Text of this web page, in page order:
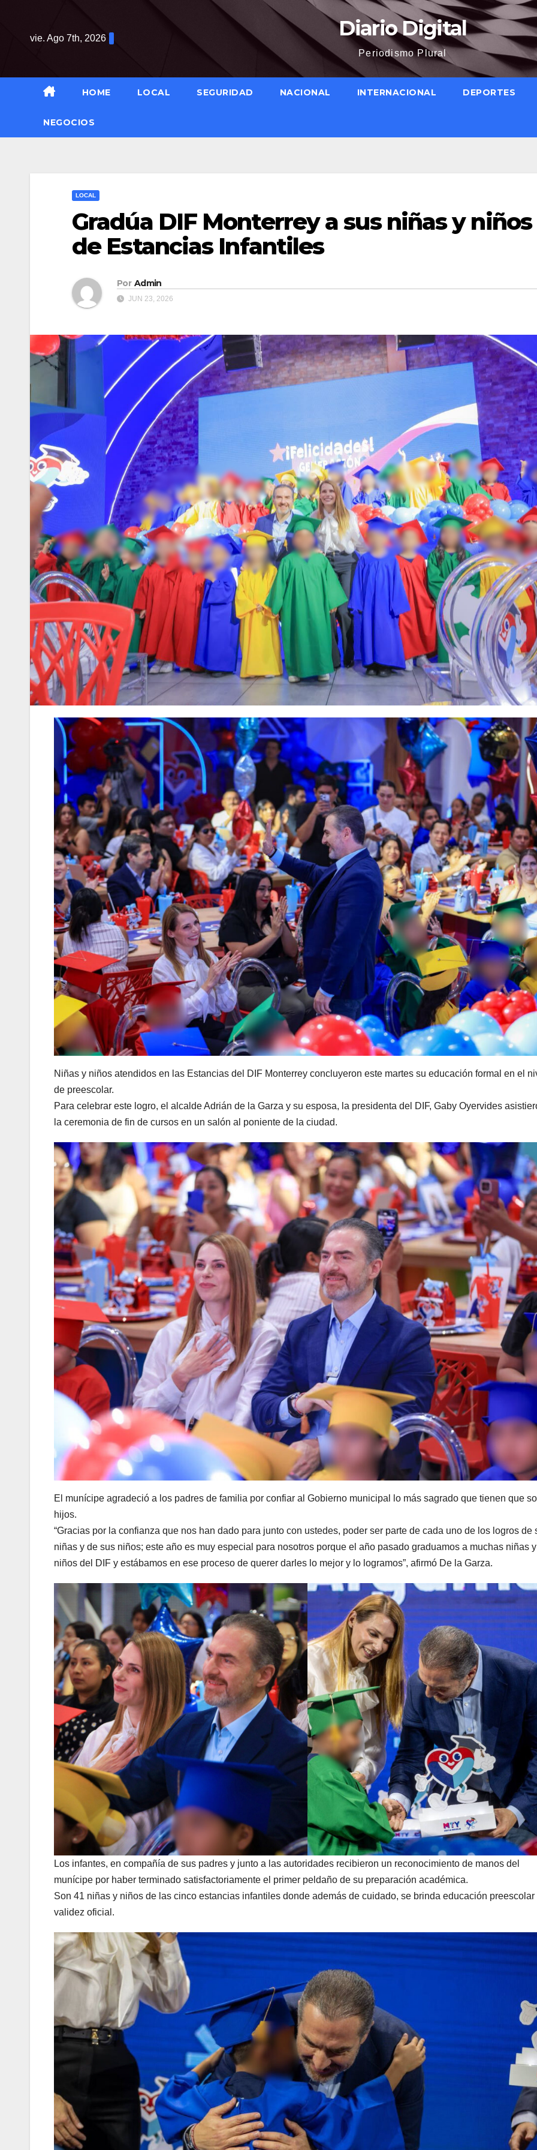
contenido
vie. Ago 7th, 2026 Diario Digital
Periodismo Plural
HOME LOCAL SEGURIDAD NACIONAL INTERNACIONAL DEPORTES
NEGOCIOS
LOCAL
Gradúa DIF Monterrey a sus niñas y niños
de Estancias Infantiles
Por Admin
JUN 23, 2026
Niñas y niños atendidos en las Estancias del DIF Monterrey concluyeron este martes su educación formal en el
de preescolar.
Para celebrar este logro, el alcalde Adrián de la Garza y su esposa, la presidenta del DIF, Gaby Oyervides
la ceremonia de fin de cursos en un salón al poniente de la ciudad.
El munícipe agradeció a los padres de familia por confiar al Gobierno municipal lo más sagrado que tienen que
hijos.
“Gracias por la confianza que nos han dado para junto con ustedes, poder ser parte de cada uno de los logros de
niñas y de sus niños; este año es muy especial para nosotros porque el año pasado graduamos a muchas niñas y
niños del DIF y estábamos en ese proceso de querer darles lo mejor y lo logramos”, afirmó De la Garza.
Los infantes, en compañía de sus padres y junto a las autoridades recibieron un reconocimiento de manos del
munícipe por haber terminado satisfactoriamente el primer peldaño de su preparación académica.
Son 41 niñas y niños de las cinco estancias infantiles donde además de cuidado, se brinda educación preescolar
validez oficial.